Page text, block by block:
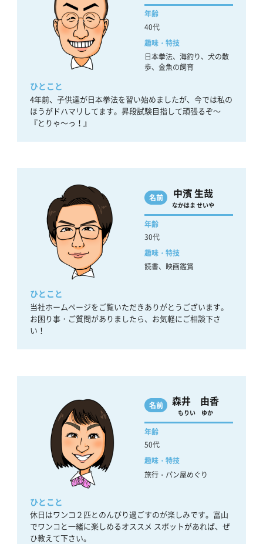
年齢
40代
趣味・特技
日本拳法、海釣り、犬の散
歩、金魚の飼育
ひとこと
4年前、子供達が日本拳法を習い始めましたが、今では私の
ほうがドハマリしてます。昇段試験目指して頑張るぞ～
『とりゃ～っ！』
名前 中濱 生哉
なかはま せいや
年齢
30代
趣味・特技
読書、映画鑑賞
ひとこと
当社ホームページをご覧いただきありがとうございます。
お困り事・ご質問がありましたら、お気軽にご相談下さ
い！
名前 森井 由香
もりい ゆか
年齢
50代
趣味・特技
旅行・パン屋めぐり
ひとこと
休日はワンコ２匹とのんびり過ごすのが楽しみです。富山
でワンコと一緒に楽しめるオススメ スポットがあれば、ぜ
ひ教えて下さい。